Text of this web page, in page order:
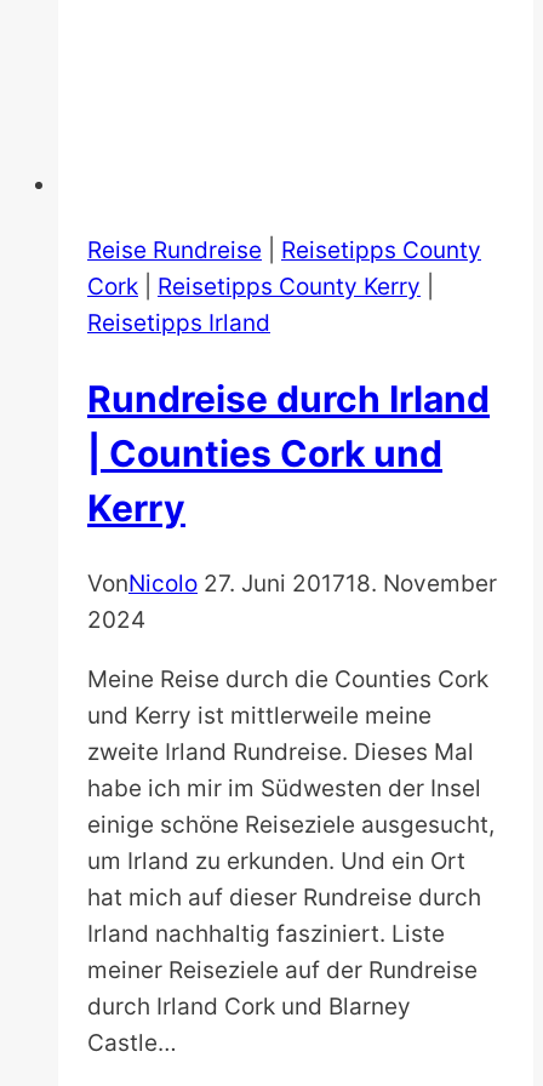
Reise Rundreise
Reisetipps County
Cork
Reisetipps County Kerry
Reisetipps Irland
Rundreise durch Irland
| Counties Cork und
Kerry
VonNicolo 27. Juni 201718. November
2024
Meine Reise durch die Counties Cork
und Kerry ist mittlerweile meine
zweite Irland Rundreise. Dieses Mal
habe ich mir im Südwesten der Insel
einige schöne Reiseziele ausgesucht,
um Irland zu erkunden. Und ein Ort
hat mich auf dieser Rundreise durch
Irland nachhaltig fasziniert. Liste
meiner Reiseziele auf der Rundreise
durch Irland Cork und Blarney
Castle…